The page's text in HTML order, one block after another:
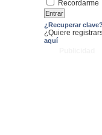
Recordarme
¿Recuperar clave?
¿Quiere
aquí